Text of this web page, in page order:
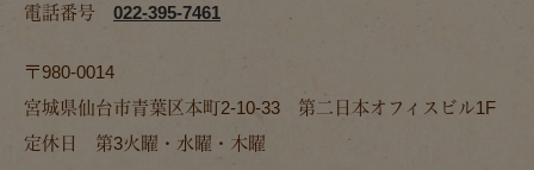
電話番号 022-395-7461
〒980-0014
宮城県仙台市青葉区本町2-10-33 第二日本オフィスビル1F
定休日 第3火曜・水曜・木曜